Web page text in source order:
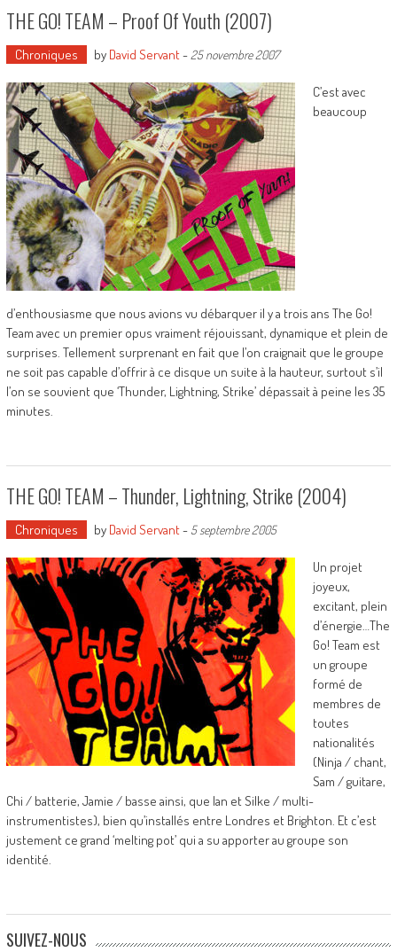
THE GO! TEAM – Proof Of Youth (2007)
Chroniques by David Servant- 25 novembre 2007
C’est avec
beaucoup
d’enthousiasme que nous avions vu débarquer il y a trois ans The Go!
Team avec un premier opus vraiment réjouissant, dynamique et plein de
surprises. Tellement surprenant en fait que l’on craignait que le groupe
ne soit pas capable d’offrir à ce disque un suite à la hauteur, surtout s’il
l’on se souvient que ‘Thunder, Lightning, Strike’ dépassait à peine les 35
minutes.
THE GO! TEAM – Thunder, Lightning, Strike (2004)
Chroniques by David Servant- 5 septembre 2005
Un projet
joyeux,
excitant, plein
d’énergie…The
Go! Team est
un groupe
formé de
membres de
toutes
nationalités
(Ninja / chant,
Sam / guitare,
Chi / batterie, Jamie / basse ainsi, que Ian et Silke / multi-
instrumentistes), bien qu’installés entre Londres et Brighton. Et c’est
justement ce grand ‘melting pot’ qui a su apporter au groupe son
identité.
SUIVEZ-NOUS